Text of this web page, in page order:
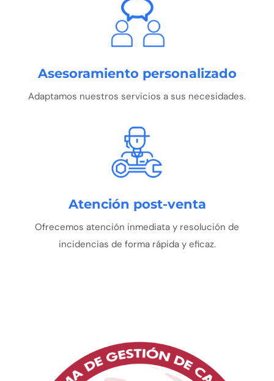
Asesoramiento personalizado
Adaptamos nuestros servicios a sus necesidades.
Atención post-venta
Ofrecemos atención inmediata y resolución de
incidencias de forma rápida y eficaz.